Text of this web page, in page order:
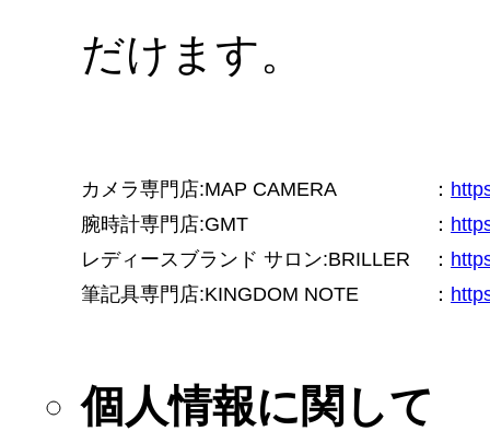
だけます。
カメラ専門店:MAP CAMERA ：
腕時計専門店:GMT
：
レディースブランド サロン:BRILLER
：
筆記具専門店:KINGDOM NOTE
：
個人情報に関して